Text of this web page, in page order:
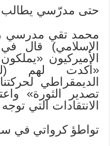
حتى مدرّسي يطالب
محمد تقي مدرسي
الأميركيون
«أكدت لهم
الديمقراطي
تصدير الثورة»
الانتقادات التي
تواطؤ كرواتي في